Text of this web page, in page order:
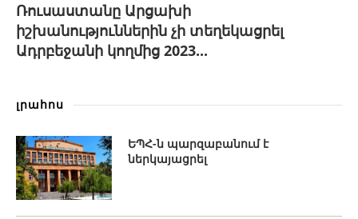
Ռուսաստանը Արցախի
իշխանություններին չի տեղեկացրել
Ադրբեջանի կողմից 2023...
լրահոս
ԵՊՀ-ն պարզաբանում է
ներկայացրել